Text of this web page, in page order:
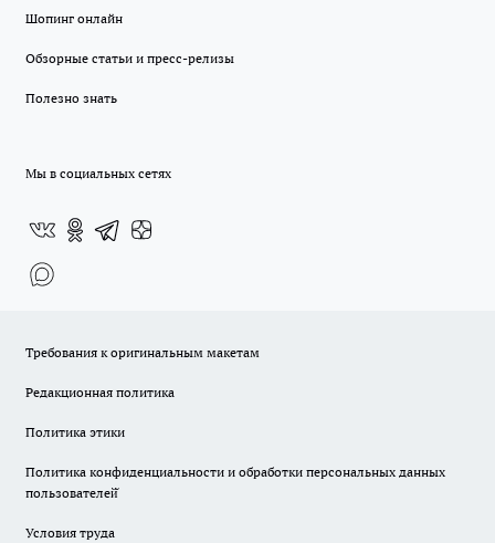
Шопинг онлайн
Обзорные статьи и пресс-релизы
Полезно знать
Мы в социальных сетях
Требования к оригинальным макетам
Редакционная политика
Политика этики
Политика конфиденциальности и обработки персональных данных
пользователей̆
Условия труда